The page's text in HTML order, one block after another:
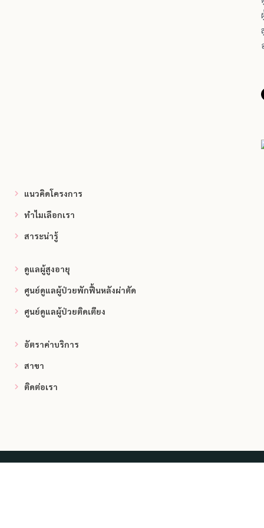
แนวคิดโครงการ
ทำไมเลือกเรา
สาระน่ารู้
ดูแลผู้สูงอายุ
ศูนย์ดูแลผู้ป่วยพักฟื้นหลังผ่าตัด
ศูนย์ดูแลผู้ป่วยติดเตียง
อัตราค่าบริการ
สาขา
ติดต่อเรา